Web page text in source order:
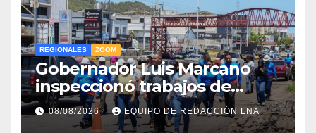
REGIONALES ZOOM
Gobernador Luis Marcano
inspeccionó trabajos de
rehabilitación en al Av.
Intercomunal
08/08/2026 EQUIPO DE REDACCIÓN LNA